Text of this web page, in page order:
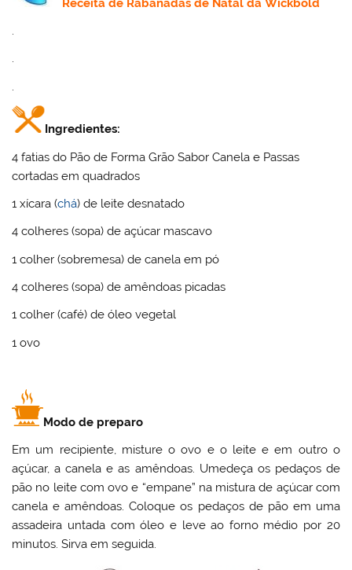
.
.
.
Ingredientes:
4 fatias do Pão de Forma Grão Sabor Canela e Passas
cortadas em quadrados
1 xícara (chá) de leite desnatado
4 colheres (sopa) de açúcar mascavo
1 colher (sobremesa) de canela em pó
4 colheres (sopa) de amêndoas picadas
1 colher (café) de óleo vegetal
1 ovo
Modo de preparo
Em um recipiente, misture o ovo e o leite e em outro o
açúcar, a canela e as amêndoas. Umedeça os pedaços de
pão no leite com ovo e “empane” na mistura de açúcar com
canela e amêndoas. Coloque os pedaços de pão em uma
assadeira untada com óleo e leve ao forno médio por 20
minutos. Sirva em seguida.